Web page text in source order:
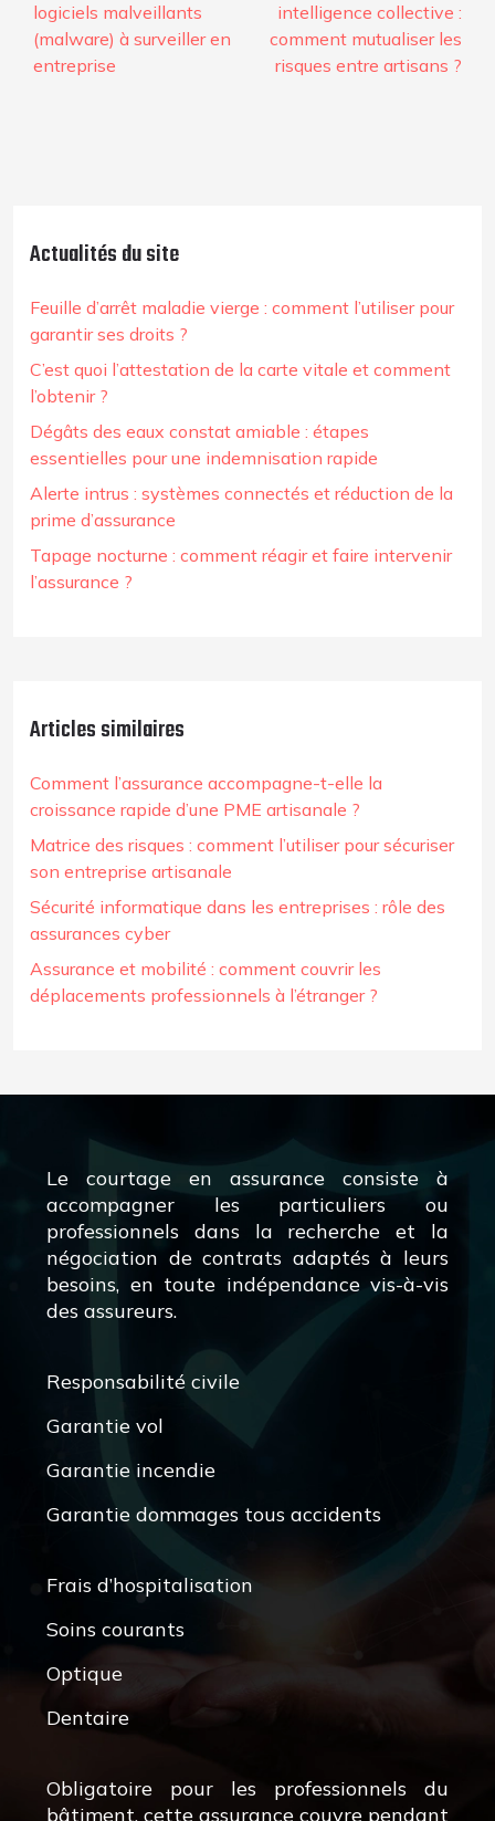
logiciels malveillants
(malware) à surveiller en
entreprise
intelligence collective :
comment mutualiser les
risques entre artisans ?
Actualités du site
Feuille d’arrêt maladie vierge : comment l’utiliser pour
garantir ses droits ?
C’est quoi l’attestation de la carte vitale et comment
l’obtenir ?
Dégâts des eaux constat amiable : étapes
essentielles pour une indemnisation rapide
Alerte intrus : systèmes connectés et réduction de la
prime d’assurance
Tapage nocturne : comment réagir et faire intervenir
l’assurance ?
Articles similaires
Comment l’assurance accompagne-t-elle la
croissance rapide d’une PME artisanale ?
Matrice des risques : comment l’utiliser pour sécuriser
son entreprise artisanale
Sécurité informatique dans les entreprises : rôle des
assurances cyber
Assurance et mobilité : comment couvrir les
déplacements professionnels à l’étranger ?
Le courtage en assurance consiste à
accompagner les particuliers ou
professionnels dans la recherche et la
négociation de contrats adaptés à leurs
besoins, en toute indépendance vis-à-vis
des assureurs.
Responsabilité civile
Garantie vol
Garantie incendie
Garantie dommages tous accidents
Frais d’hospitalisation
Soins courants
Optique
Dentaire
Obligatoire pour les professionnels du
bâtiment, cette assurance couvre pendant